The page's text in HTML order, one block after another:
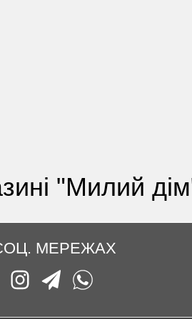
"Милий
МЕРЕЖАХ